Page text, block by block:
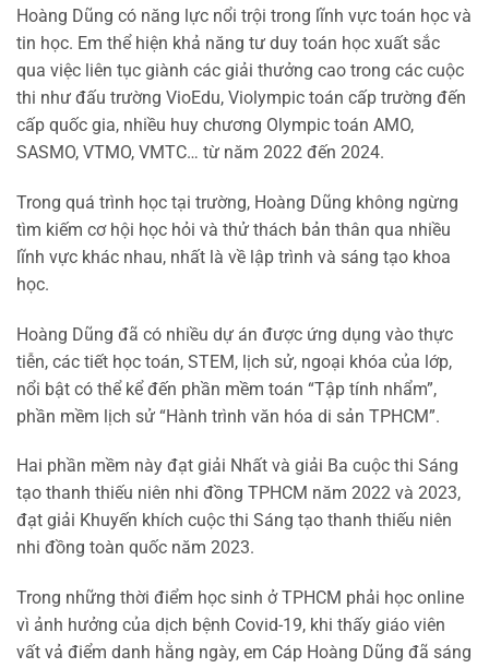
Hoàng Dũng có năng lực nổi trội trong lĩnh vực toán học và
tin học. Em thể hiện khả năng tư duy toán học xuất sắc
qua việc liên tục giành các giải thưởng cao trong các cuộc
thi như đấu trường VioEdu, Violympic toán cấp trường đến
cấp quốc gia, nhiều huy chương Olympic toán AMO,
SASMO, VTMO, VMTC… từ năm 2022 đến 2024.
Trong quá trình học tại trường, Hoàng Dũng không ngừng
tìm kiếm cơ hội học hỏi và thử thách bản thân qua nhiều
lĩnh vực khác nhau, nhất là về lập trình và sáng tạo khoa
học.
Hoàng Dũng đã có nhiều dự án được ứng dụng vào thực
tiễn, các tiết học toán, STEM, lịch sử, ngoại khóa của lớp,
nổi bật có thể kể đến phần mềm toán “Tập tính nhẩm”,
phần mềm lịch sử “Hành trình văn hóa di sản TPHCM”.
Hai phần mềm này đạt giải Nhất và giải Ba cuộc thi Sáng
tạo thanh thiếu niên nhi đồng TPHCM năm 2022 và 2023,
đạt giải Khuyến khích cuộc thi Sáng tạo thanh thiếu niên
nhi đồng toàn quốc năm 2023.
Trong những thời điểm học sinh ở TPHCM phải học online
vì ảnh hưởng của dịch bệnh Covid-19, khi thấy giáo viên
vất vả điểm danh hằng ngày, em Cáp Hoàng Dũng đã sáng